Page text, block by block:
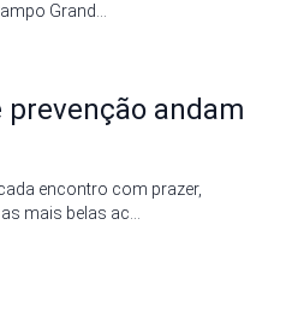
Grand...
prevenção andam
encontro com prazer,
mais belas ac...